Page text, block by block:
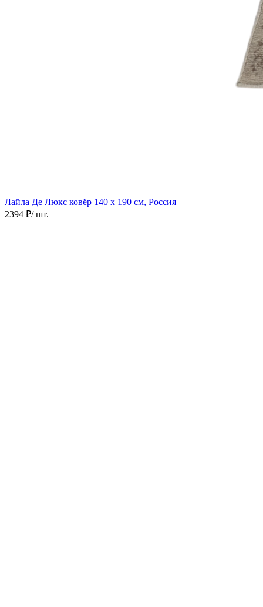
Лайла Де Люкс ковёр 140 х 190 см, Россия
2394 ₽/ шт.